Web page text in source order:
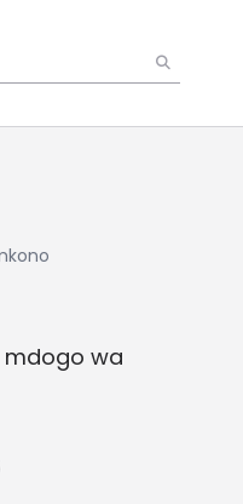
mdogo wa